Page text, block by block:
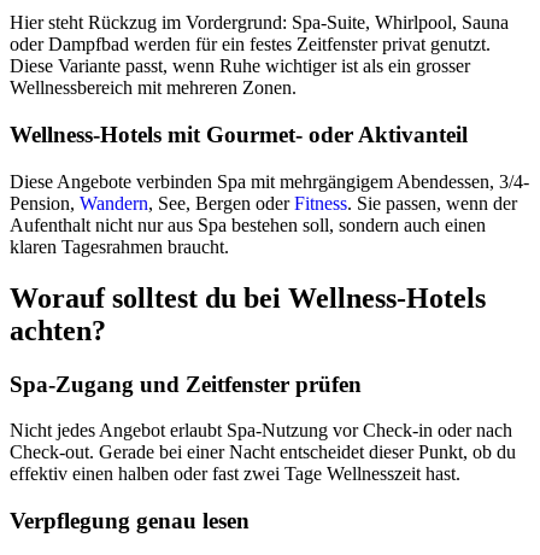
Hier steht Rückzug im Vordergrund: Spa-Suite, Whirlpool, Sauna
oder Dampfbad werden für ein festes Zeitfenster privat genutzt.
Diese Variante passt, wenn Ruhe wichtiger ist als ein grosser
Wellnessbereich mit mehreren Zonen.
Wellness-Hotels mit Gourmet- oder Aktivanteil
Diese Angebote verbinden Spa mit mehrgängigem Abendessen, 3/4-
Pension, Wandern, See, Bergen oderFitness. Sie passen, wenn der
Aufenthalt nicht nur aus Spa bestehen soll, sondern auch einen
klaren Tagesrahmen braucht.
Worauf solltest du bei Wellness-Hotels
achten?
Spa-Zugang und Zeitfenster prüfen
Nicht jedes Angebot erlaubt Spa-Nutzung vor Check-in oder nach
Check-out. Gerade bei einer Nacht entscheidet dieser Punkt, ob du
effektiv einen halben oder fast zwei Tage Wellnesszeit hast.
Verpflegung genau lesen